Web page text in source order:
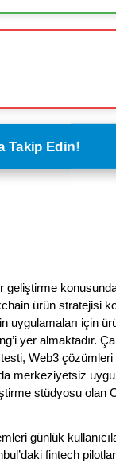
Takip Edin!
konusunda
ürün stratejisi
uygulamaları için
yer almaktadır.
testi, Web3
merkeziyetsiz
stüdyosu olan
günlük
fintech